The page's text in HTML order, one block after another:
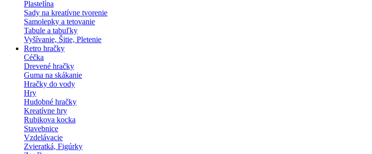
Plastelína
Sady na kreatívne tvorenie
Samolepky a tetovanie
Tabule a tabuľky
Vyšívanie, Šitie, Pletenie
Retro hračky
Céčka
Drevené hračky
Guma na skákanie
Hračky do vody
Hry
Hudobné hračky
Kreatívne hry
Rubikova kocka
Stavebnice
Vzdelávacie
Zvieratká, Figúrky